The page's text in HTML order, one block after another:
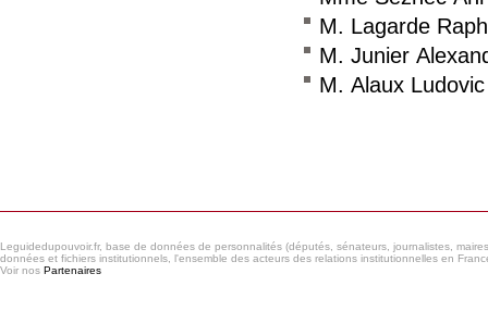
M. Lagarde
M. Junier
M. Alaux Ludovic
Leguidedupouvoir.fr, base de données de personnalités (députés, sénateurs, journalistes,
données et fichiers institutionnels, l'ensemble des acteurs des relations institutionnelles en
Voir nos Partenaires